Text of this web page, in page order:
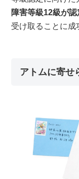
障害等級12級が認
受け取ることに成
アトムに寄せ